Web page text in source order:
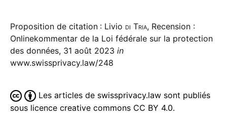
Proposition de citation : Livio di Tria, Recension :
Onlinekommentar de la Loi fédérale sur la protection
des données, 31 août 2023 in
www.swissprivacy.law/248
Les articles de swissprivacy.law sont publiés
sous licence creative commons CC BY 4.0.